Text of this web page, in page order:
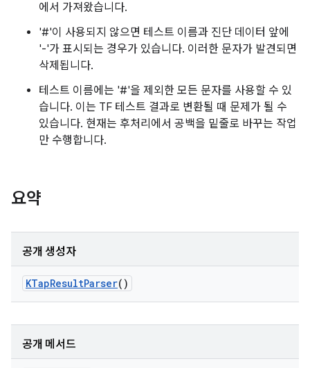
에서 가져왔습니다.
'#'이 사용되지 않으면 테스트 이름과 진단 데이터 앞에
'-'가 표시되는 경우가 있습니다. 이러한 문자가 발견되면
삭제됩니다.
테스트 이름에는 '#'을 제외한 모든 문자를 사용할 수 있
습니다. 이는 TF 테스트 결과로 변환될 때 문제가 될 수
있습니다. 현재는 후처리에서 공백을 밑줄로 바꾸는 작업
만 수행합니다.
요약
공개 생성자
KTapResultParser()
공개 메서드